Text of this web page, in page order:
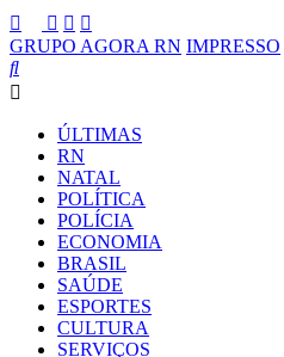
GRUPO AGORA RN IMPRESSO
ÚLTIMAS
RN
NATAL
POLÍTICA
POLÍCIA
ECONOMIA
BRASIL
SAÚDE
ESPORTES
CULTURA
SERVIÇOS